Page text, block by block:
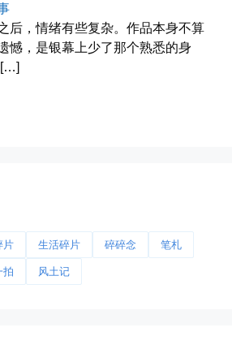
后，情绪有些复杂。作品本身不算
憾，是银幕上少了那个熟悉的身
[…]
片 生活碎片 碎碎念 笔札
拍 风土记